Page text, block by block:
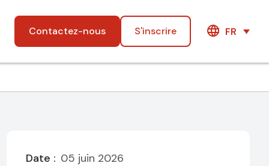
Contactez-nous S'inscrire FR
Date : 05 juin 2026